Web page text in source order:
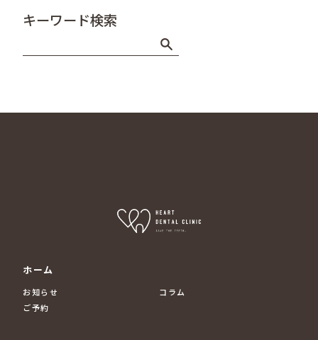
イ
キーワード検索
ホーム
お知らせ
コラム
ご予約